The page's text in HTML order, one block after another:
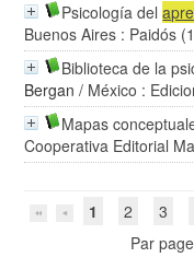
Psicología del
Buenos Aires : Paidós
Biblioteca de la
Bergan / México :
Mapas
Cooperativa Editorial
1 2 3
Par